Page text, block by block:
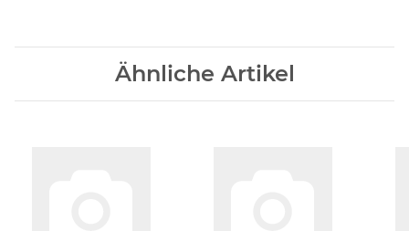
Ähnliche Artikel